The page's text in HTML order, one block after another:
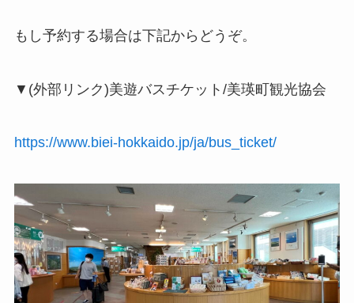
もし予約する場合は下記からどうぞ。
▼(外部リンク)美遊バスチケット/美瑛町観光協会
https://www.biei-hokkaido.jp/ja/bus_ticket/